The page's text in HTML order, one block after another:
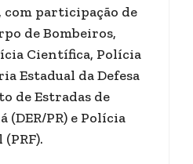
com participação de
de Bombeiros,
Científica, Polícia
Estadual da Defesa
de Estradas de
(DER/PR) e Polícia